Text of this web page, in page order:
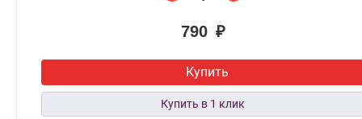
790 ₽
Купить